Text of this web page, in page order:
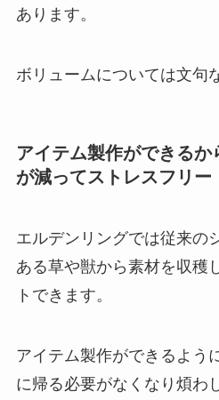
あります。
ボリュームについては文句
アイテム製作ができる
が減ってストレスフリー
エルデンリングでは従来の
ある草や獣から素材を収穫
トできます。
アイテム製作ができるよう
に帰る必要がなくなり煩わ